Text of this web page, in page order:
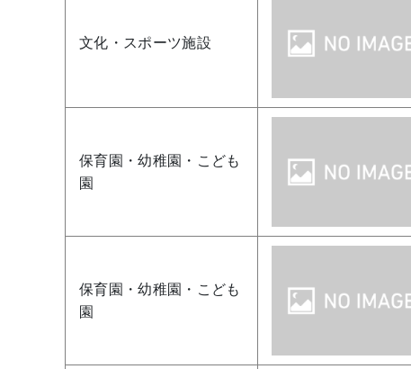
文化・スポーツ施設
保育園・幼稚園・こども
園
保育園・幼稚園・こども
園